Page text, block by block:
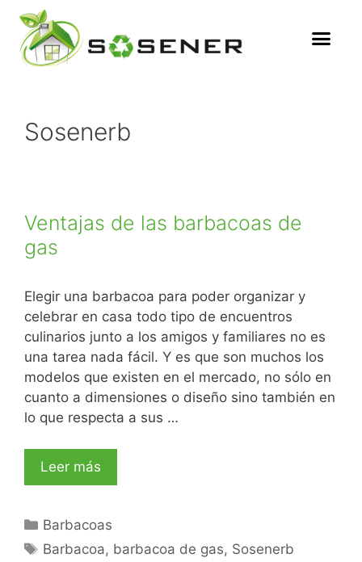
Sosenerb
Ventajas de las barbacoas de
gas
Elegir una barbacoa para poder organizar y
celebrar en casa todo tipo de encuentros
culinarios junto a los amigos y familiares no es
una tarea nada fácil. Y es que son muchos los
modelos que existen en el mercado, no sólo en
cuanto a dimensiones o diseño sino también en
lo que respecta a sus …
Leer más
Barbacoas
Barbacoa, barbacoa de gas, Sosenerb